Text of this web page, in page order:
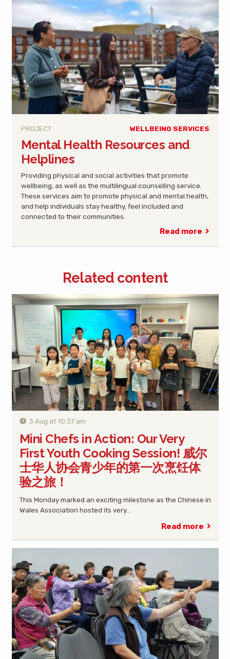
PROJECT WELLBEING SERVICES
Mental Health Resources and
Helplines
Providing physical and social activities that promote
wellbeing, as well as the multilingual counselling service.
These services aim to promote physical and mental health,
and help individuals stay healthy, feel included and
connected to their communities.
Read more
Related content
3 Aug at 10:37 am
Mini Chefs in Action: Our Very
First Youth Cooking Session! 威尔
士华人协会青少年的第一次烹饪体
验之旅！
This Monday marked an exciting milestone as the Chinese in
Wales Association hosted its very…
Read more